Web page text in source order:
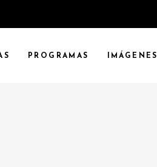
PROGRAMAS IMÁGENES